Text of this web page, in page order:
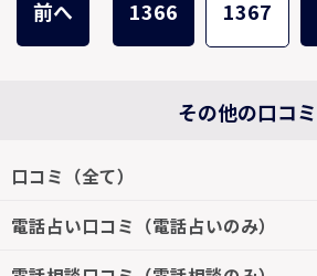
前へ 1366 1367
その他の口コミ
口コミ（全て）
電話占い口コミ（電話占いのみ）